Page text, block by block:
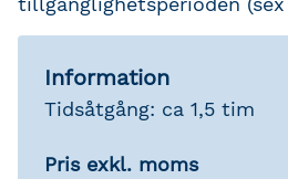
Information
Tidsåtgång: ca 1,5 tim
Pris exkl. moms